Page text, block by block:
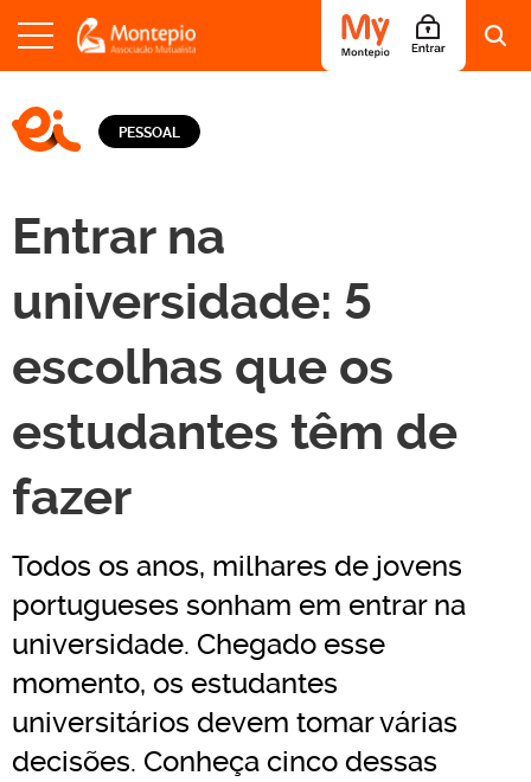
PESSOAL
Entrar na
universidade: 5
escolhas que os
estudantes têm de
fazer
Todos os anos, milhares de jovens
portugueses sonham em entrar na
universidade. Chegado esse
momento, os estudantes
universitários devem tomar várias
decisões. Conheça cinco dessas